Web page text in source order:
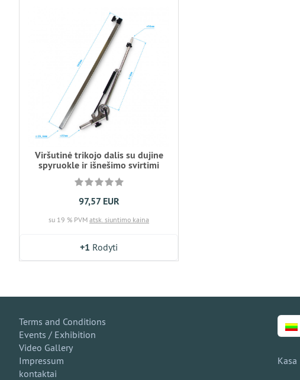
Viršutinė trikojo dalis su dujine
spyruokle ir išnešimo svirtimi
97,57 EUR
su 19 % PVM atsk. siuntimo kaina
+1 Rodyti
Terms and Conditions
Events / Exhibition
Video Gallery
Impressum
kontaktai
Kasa